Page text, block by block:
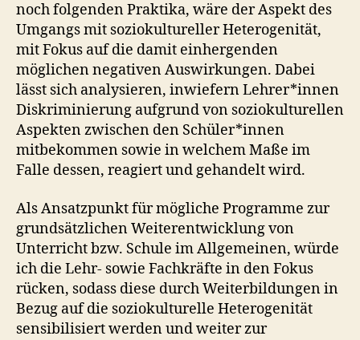
noch folgenden Praktika, wäre der Aspekt des
Umgangs mit soziokultureller Heterogenität,
mit Fokus auf die damit einhergenden
möglichen negativen Auswirkungen. Dabei
lässt sich analysieren, inwiefern Lehrer*innen
Diskriminierung aufgrund von soziokulturellen
Aspekten zwischen den Schüler*innen
mitbekommen sowie in welchem Maße im
Falle dessen, reagiert und gehandelt wird.
Als Ansatzpunkt für mögliche Programme zur
grundsätzlichen Weiterentwicklung von
Unterricht bzw. Schule im Allgemeinen, würde
ich die Lehr- sowie Fachkräfte in den Fokus
rücken, sodass diese durch Weiterbildungen in
Bezug auf die soziokulturelle Heterogenität
sensibilisiert werden und weiter zur